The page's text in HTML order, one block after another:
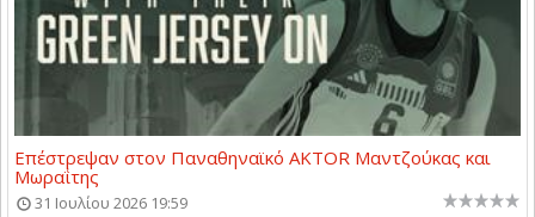
Επέστρεψαν στον Παναθηναϊκό AKTOR Μαντζούκας και
Μωραΐτης
31 Ιουλίου 2026 19:59